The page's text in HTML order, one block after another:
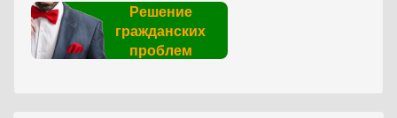
Решение
гражданских
проблем